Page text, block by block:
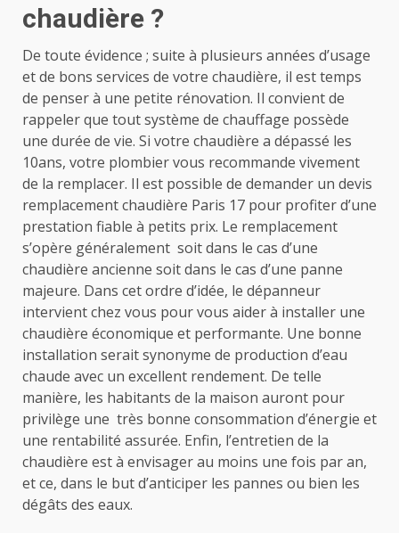
chaudière ?
De toute évidence ; suite à plusieurs années d’usage
et de bons services de votre chaudière, il est temps
de penser à une petite rénovation. Il convient de
rappeler que tout système de chauffage possède
une durée de vie. Si votre chaudière a dépassé les
10ans, votre plombier vous recommande vivement
de la remplacer. Il est possible de demander un devis
remplacement chaudière Paris 17 pour profiter d’une
prestation fiable à petits prix. Le remplacement
s’opère généralement soit dans le cas d’une
chaudière ancienne soit dans le cas d’une panne
majeure. Dans cet ordre d’idée, le dépanneur
intervient chez vous pour vous aider à installer une
chaudière économique et performante. Une bonne
installation serait synonyme de production d’eau
chaude avec un excellent rendement. De telle
manière, les habitants de la maison auront pour
privilège une très bonne consommation d’énergie et
une rentabilité assurée. Enfin, l’entretien de la
chaudière est à envisager au moins une fois par an,
et ce, dans le but d’anticiper les pannes ou bien les
dégâts des eaux.